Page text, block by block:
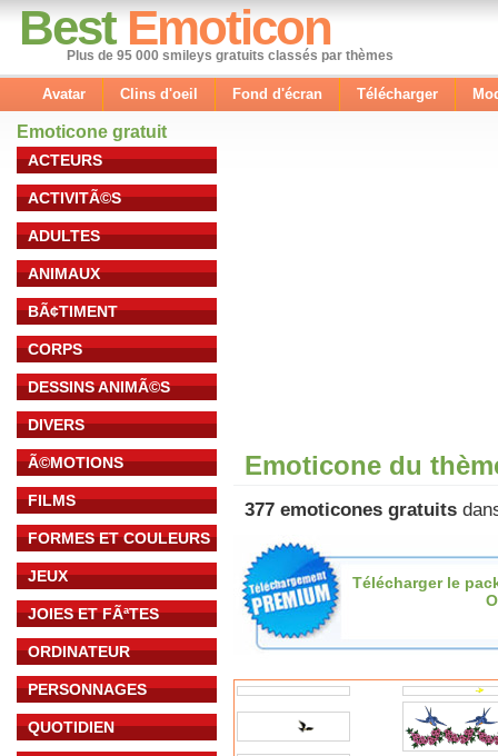
Best Emoticon
Plus de 95 000 smileys gratuits classés par thèmes
Avatar Clins d'oeil Fond d'écran Télécharger
Emoticone gratuit
ACTEURS
ACTIVITÃ©S
ADULTES
ANIMAUX
BÃ¢TIMENT
CORPS
DESSINS ANIMÃ©S
DIVERS
Ã©MOTIONS
FILMS
FORMES ET COULEURS
JEUX
JOIES ET FÃªTES
ORDINATEUR
PERSONNAGES
QUOTIDIEN
Emoticone du
377 emoticones gratuits
Télécharger le